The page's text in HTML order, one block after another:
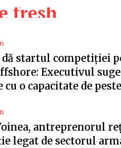
fresh
dă startul competiției
Executivul
o capacitate de peste
antreprenorul
legat de sectorul